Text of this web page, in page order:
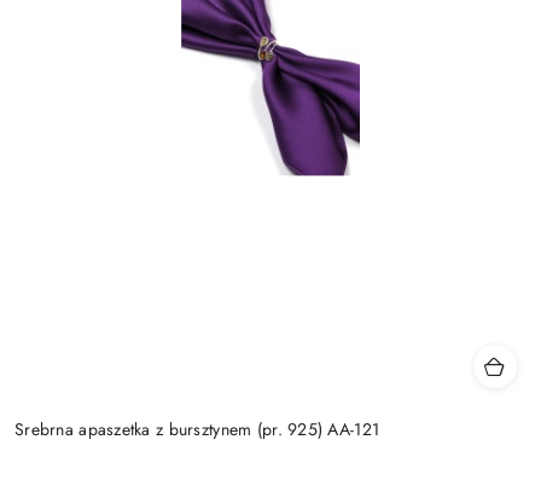
Srebrna apaszetka z bursztynem (pr. 925) AA-121